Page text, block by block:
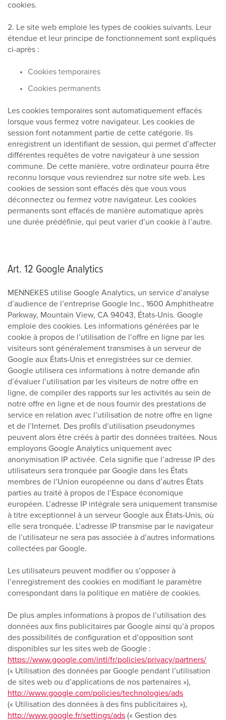
cookies.
2. Le site web emploie les types de cookies suivants. Leur
étendue et leur principe de fonctionnement sont expliqués
ci-après :
Cookies temporaires
Cookies permanents
Les cookies temporaires sont automatiquement effacés
lorsque vous fermez votre navigateur. Les cookies de
session font notamment partie de cette catégorie. Ils
enregistrent un identifiant de session, qui permet d’affecter
différentes requêtes de votre navigateur à une session
commune. De cette manière, votre ordinateur pourra être
reconnu lorsque vous reviendrez sur notre site web. Les
cookies de session sont effacés dès que vous vous
déconnectez ou fermez votre navigateur. Les cookies
permanents sont effacés de manière automatique après
une durée prédéfinie, qui peut varier d’un cookie à l’autre.
Art. 12 Google Analytics
MENNEKES utilise Google Analytics, un service d’analyse
d’audience de l’entreprise Google Inc., 1600 Amphitheatre
Parkway, Mountain View, CA 94043, États-Unis. Google
emploie des cookies. Les informations générées par le
cookie à propos de l’utilisation de l’offre en ligne par les
visiteurs sont généralement transmises à un serveur de
Google aux États-Unis et enregistrées sur ce dernier.
Google utilisera ces informations à notre demande afin
d’évaluer l’utilisation par les visiteurs de notre offre en
ligne, de compiler des rapports sur les activités au sein de
notre offre en ligne et de nous fournir des prestations de
service en relation avec l’utilisation de notre offre en ligne
et de l’Internet. Des profils d’utilisation pseudonymes
peuvent alors être créés à partir des données traitées. Nous
employons Google Analytics uniquement avec
anonymisation IP activée. Cela signifie que l’adresse IP des
utilisateurs sera tronquée par Google dans les États
membres de l’Union européenne ou dans d’autres États
parties au traité à propos de l’Espace économique
européen. L’adresse IP intégrale sera uniquement transmise
à titre exceptionnel à un serveur Google aux États-Unis, où
elle sera tronquée. L’adresse IP transmise par le navigateur
de l’utilisateur ne sera pas associée à d’autres informations
collectées par Google.
Les utilisateurs peuvent modifier ou s’opposer à
l’enregistrement des cookies en modifiant le paramètre
correspondant dans la politique en matière de cookies.
De plus amples informations à propos de l’utilisation des
données aux fins publicitaires par Google ainsi qu’à propos
des possibilités de configuration et d’opposition sont
disponibles sur les sites web de Google :
https://www.google.com/intl/fr/policies/privacy/partners/
(« Utilisation des données par Google pendant l’utilisation
de sites web ou d’applications de nos partenaires »),
http://www.google.com/policies/technologies/ads
(« Utilisation des données à des fins publicitaires »),
http://www.google.fr/settings/ads (« Gestion des